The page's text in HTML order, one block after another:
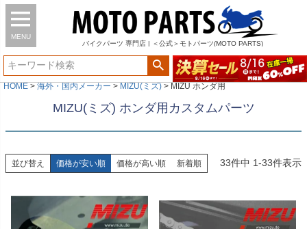
MENU
バイク パーツ 専門店 | ＜公式＞モトパーツ(MOTO PARTS)
HOME 海外・国内メーカー MIZU(ミズ) MIZU ホンダ用
MIZU(ミズ) ホンダ用カスタムパーツ
並び替え 価格が安い順 価格が高い順 新着順 33件中 1-33件表示